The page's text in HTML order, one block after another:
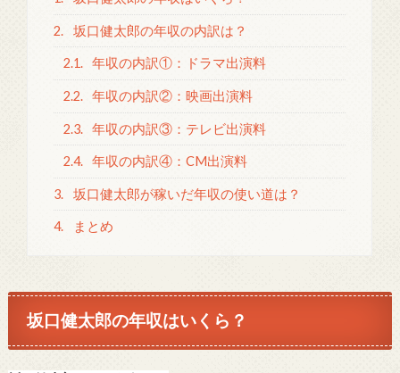
2. 坂口健太郎の年収の内訳は？
2.1. 年収の内訳①：ドラマ出演料
2.2. 年収の内訳②：映画出演料
2.3. 年収の内訳③：テレビ出演料
2.4. 年収の内訳④：CM出演料
3. 坂口健太郎が稼いだ年収の使い道は？
4. まとめ
坂口健太郎の年収はいくら？